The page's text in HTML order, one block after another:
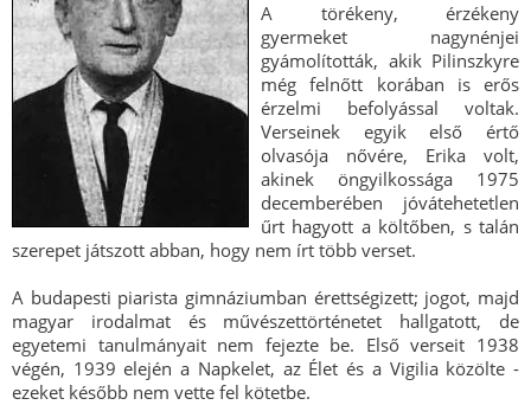
A törékeny, érzékeny
gyermeket nagynénjei
gyámolították, akik Pilinszkyre
még felnőtt korában is erős
érzelmi befolyással voltak.
Verseinek egyik első értő
olvasója nővére, Erika volt,
akinek öngyilkossága 1975
decemberében jóvátehetetlen
űrt hagyott a költőben, s talán
szerepet játszott abban, hogy nem írt több verset.
A budapesti piarista gimnáziumban érettségizett; jogot, majd
magyar irodalmat és művészettörténetet hallgatott, de
egyetemi tanulmányait nem fejezte be. Első verseit 1938
végén, 1939 elején a Napkelet, az Élet és a Vigilia közölte -
ezeket később nem vette fel kötetbe.